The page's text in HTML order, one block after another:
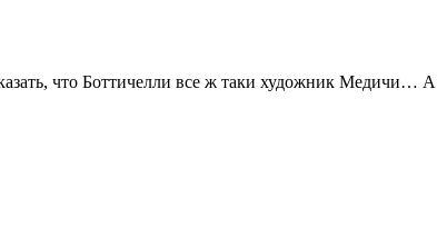
что Боттичелли все ж таки художник Медичи…